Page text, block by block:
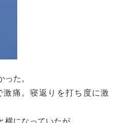
た。
激痛。寝返りを打ち度に激